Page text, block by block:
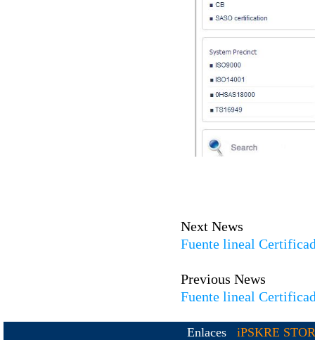
Next News
Fuente lineal
Previous News
Fuente lineal
Enlaces iPSKRE